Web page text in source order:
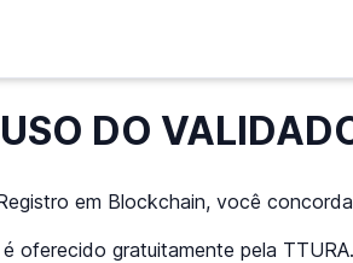
DO
em Blockchain, você
oferecido gratuitamente pela